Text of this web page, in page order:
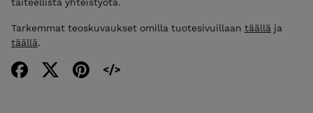
Tarkemmat teoskuvaukset omilla tuotesivuillaan täällä ja
täällä.